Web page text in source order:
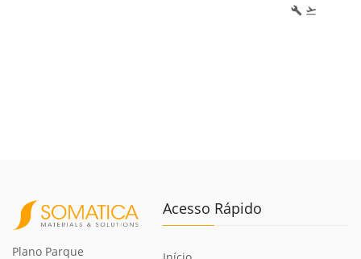
build flight_takeoff
Plano Parque
Acesso Rápido